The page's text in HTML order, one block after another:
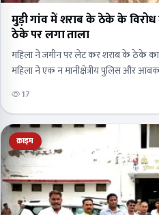
मुड़ी गांव में शराब के ठेके के विरोध
ठेके पर लगा ताला
महिला ने जमीन पर लेट कर शराब के ठेके का
महिला ने एक न मानीक्षेत्रीय पुलिस और
17
क्राइम